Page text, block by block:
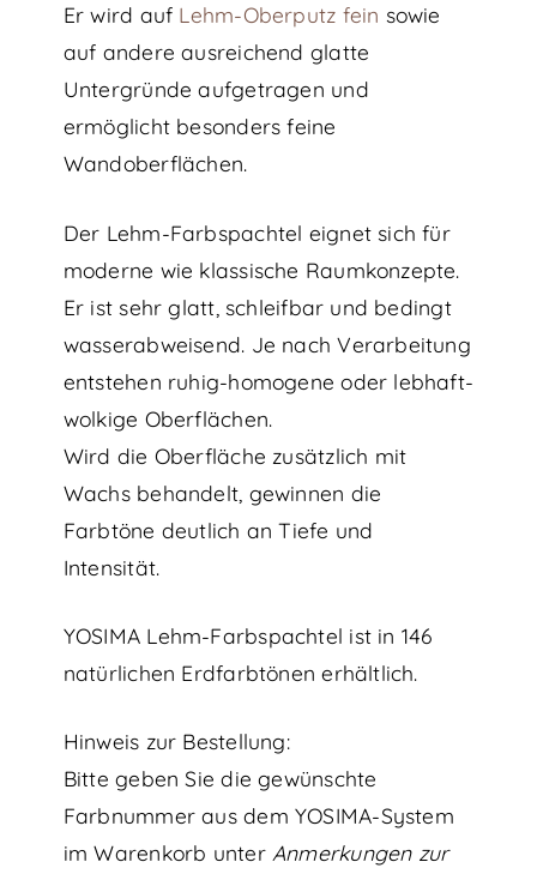
Er wird auf Lehm-Oberputz fein sowie
auf andere ausreichend glatte
Untergründe aufgetragen und
ermöglicht besonders feine
Wandoberflächen.
Der Lehm-Farbspachtel eignet sich für
moderne wie klassische Raumkonzepte.
Er ist sehr glatt, schleifbar und bedingt
wasserabweisend. Je nach Verarbeitung
entstehen ruhig-homogene oder lebhaft-
wolkige Oberflächen.
Wird die Oberfläche zusätzlich mit
Wachs behandelt, gewinnen die
Farbtöne deutlich an Tiefe und
Intensität.
YOSIMA Lehm-Farbspachtel ist in 146
natürlichen Erdfarbtönen erhältlich.
Hinweis zur Bestellung:
Bitte geben Sie die gewünschte
Farbnummer aus dem YOSIMA-System
im Warenkorb unter Anmerkungen zur